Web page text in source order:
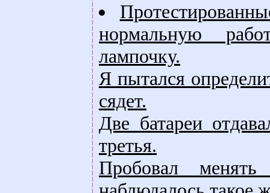
нормальную
лампочку.
Я пытался
сядет.
Две батареи
третья.
Пробовал